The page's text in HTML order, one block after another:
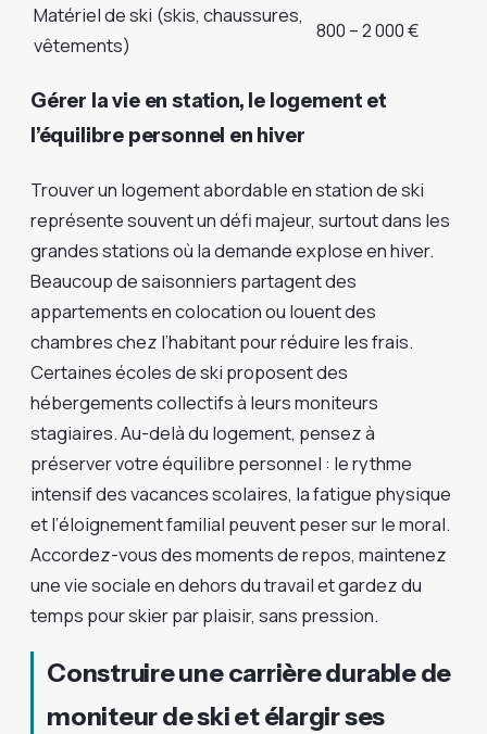
Matériel de ski (skis, chaussures,
vêtements)
800 – 2 000 €
Gérer la vie en station, le logement et
l’équilibre personnel en hiver
Trouver un logement abordable en station de ski
représente souvent un défi majeur, surtout dans les
grandes stations où la demande explose en hiver.
Beaucoup de saisonniers partagent des
appartements en colocation ou louent des
chambres chez l’habitant pour réduire les frais.
Certaines écoles de ski proposent des
hébergements collectifs à leurs moniteurs
stagiaires. Au-delà du logement, pensez à
préserver votre équilibre personnel : le rythme
intensif des vacances scolaires, la fatigue physique
et l’éloignement familial peuvent peser sur le moral.
Accordez-vous des moments de repos, maintenez
une vie sociale en dehors du travail et gardez du
temps pour skier par plaisir, sans pression.
Construire une carrière durable de
moniteur de ski et élargir ses